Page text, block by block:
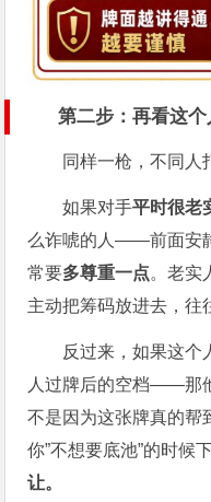
第二步：再看这
同样一枪，不同人
如果对手平时很老
么诈唬的人——前面安
常要多尊重一点。老实
主动把筹码放进去，往
反过来，如果这个
人过牌后的空档——那
不是因为这张牌真的帮
你”不想要底池”的时候
让。